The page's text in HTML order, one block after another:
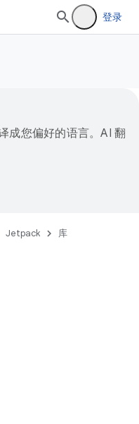
登录
成您偏好的语言。AI 翻
Jetpack 库